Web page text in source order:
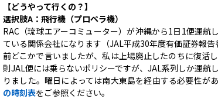
【どうやって行くの？】
選択肢A：飛行機（プロペラ機）
RAC（琉球エアーコミューター）が沖縄から1日1便運航
ている関係会社になります（JAL平成30年度有価証券報
前どこかで言いましたが、私は上場廃止したのちに復活
則JAL便には乗らないポリシーですが、JAL系列しか運
りました。曜日によっては南大東島を経由する必要性
の時刻表をご参照ください。